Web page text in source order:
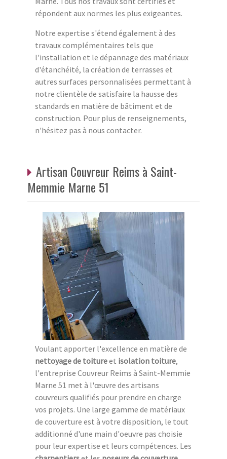
répondent aux normes les plus exigeantes.
Notre expertise s'étend également à des
travaux complémentaires tels que
l'installation et le dépannage des matériaux
d'étanchéité, la création de terrasses et
autres surfaces personnalisées permettant à
notre clientèle de satisfaire la hausse des
standards en matière de bâtiment et de
construction. Pour plus de renseignements,
n'hésitez pas à nous contacter.
Artisan Couvreur Reims à Saint-
Memmie Marne 51
Voulant apporter l'excellence en matière de
nettoyage de toitureet isolation toiture,
l'entreprise Couvreur Reims à Saint-Memmie
Marne 51 met à l'œuvre des artisans
couvreurs qualifiés pour prendre en charge
vos projets. Une large gamme de matériaux
de couverture est à votre disposition, le tout
additionné d'une main d'oeuvre pas choisie
pour leur expertise et leurs compétences. Les